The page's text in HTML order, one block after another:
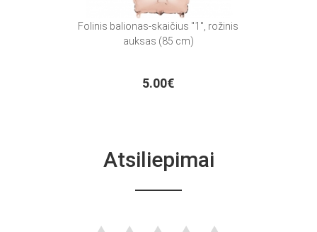
Folinis balionas-skaičius "1", rožinis
auksas (85 cm)
5.00€
Atsiliepimai